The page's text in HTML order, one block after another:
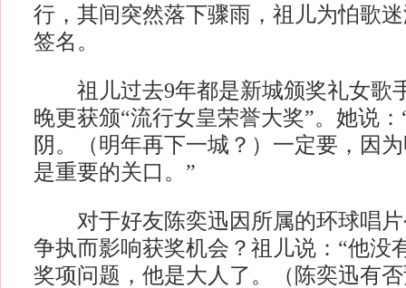
行，其间突然落下骤雨，祖儿为怕歌
签名。
祖儿过去9年都是新城颁奖礼女歌
晚更获颁“流行女皇荣誉大奖”。她说
阴。（明年再下一城？）一定要，因
是重要的关口。”
对于好友陈奕迅因所属的环球唱片
争执而影响获奖机会？祖儿说：“他没
奖项问题，他是大人了。（陈奕迅有